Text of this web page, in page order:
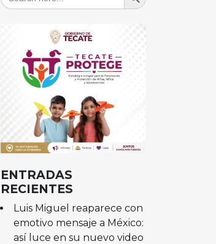
ENTRADAS
RECIENTES
Luis Miguel reaparece con
emotivo mensaje a México:
así luce en su nuevo video